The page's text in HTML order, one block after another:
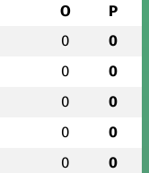
O P
0 0
0 0
0 0
0 0
0 0